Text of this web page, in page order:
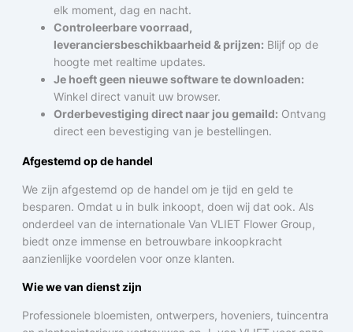
elk moment, dag en nacht.
Controleerbare voorraad,
leveranciersbeschikbaarheid & prijzen: Blijf op de
hoogte met realtime updates.
Je hoeft geen nieuwe software te downloaden:
Winkel direct vanuit uw browser.
Orderbevestiging direct naar jou gemaild: Ontvang
direct een bevestiging van je bestellingen.
Afgestemd op de handel
We zijn afgestemd op de handel om je tijd en geld te
besparen. Omdat u in bulk inkoopt, doen wij dat ook. Als
onderdeel van de internationale Van VLIET Flower Group,
biedt onze immense en betrouwbare inkoopkracht
aanzienlijke voordelen voor onze klanten.
Wie we van dienst zijn
Professionele bloemisten, ontwerpers, hoveniers, tuincentra